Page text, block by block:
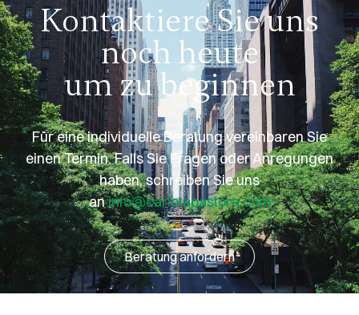
Kontaktiere Sie uns
noch heute
um zu beginnen
Für eine individuelle Beratung vereinbaren Sie
einen Termin. Falls Sie Fragen oder Anregungen
haben, schreiben Sie uns
aninfo@carlotapastora.com
Beratung anfordern